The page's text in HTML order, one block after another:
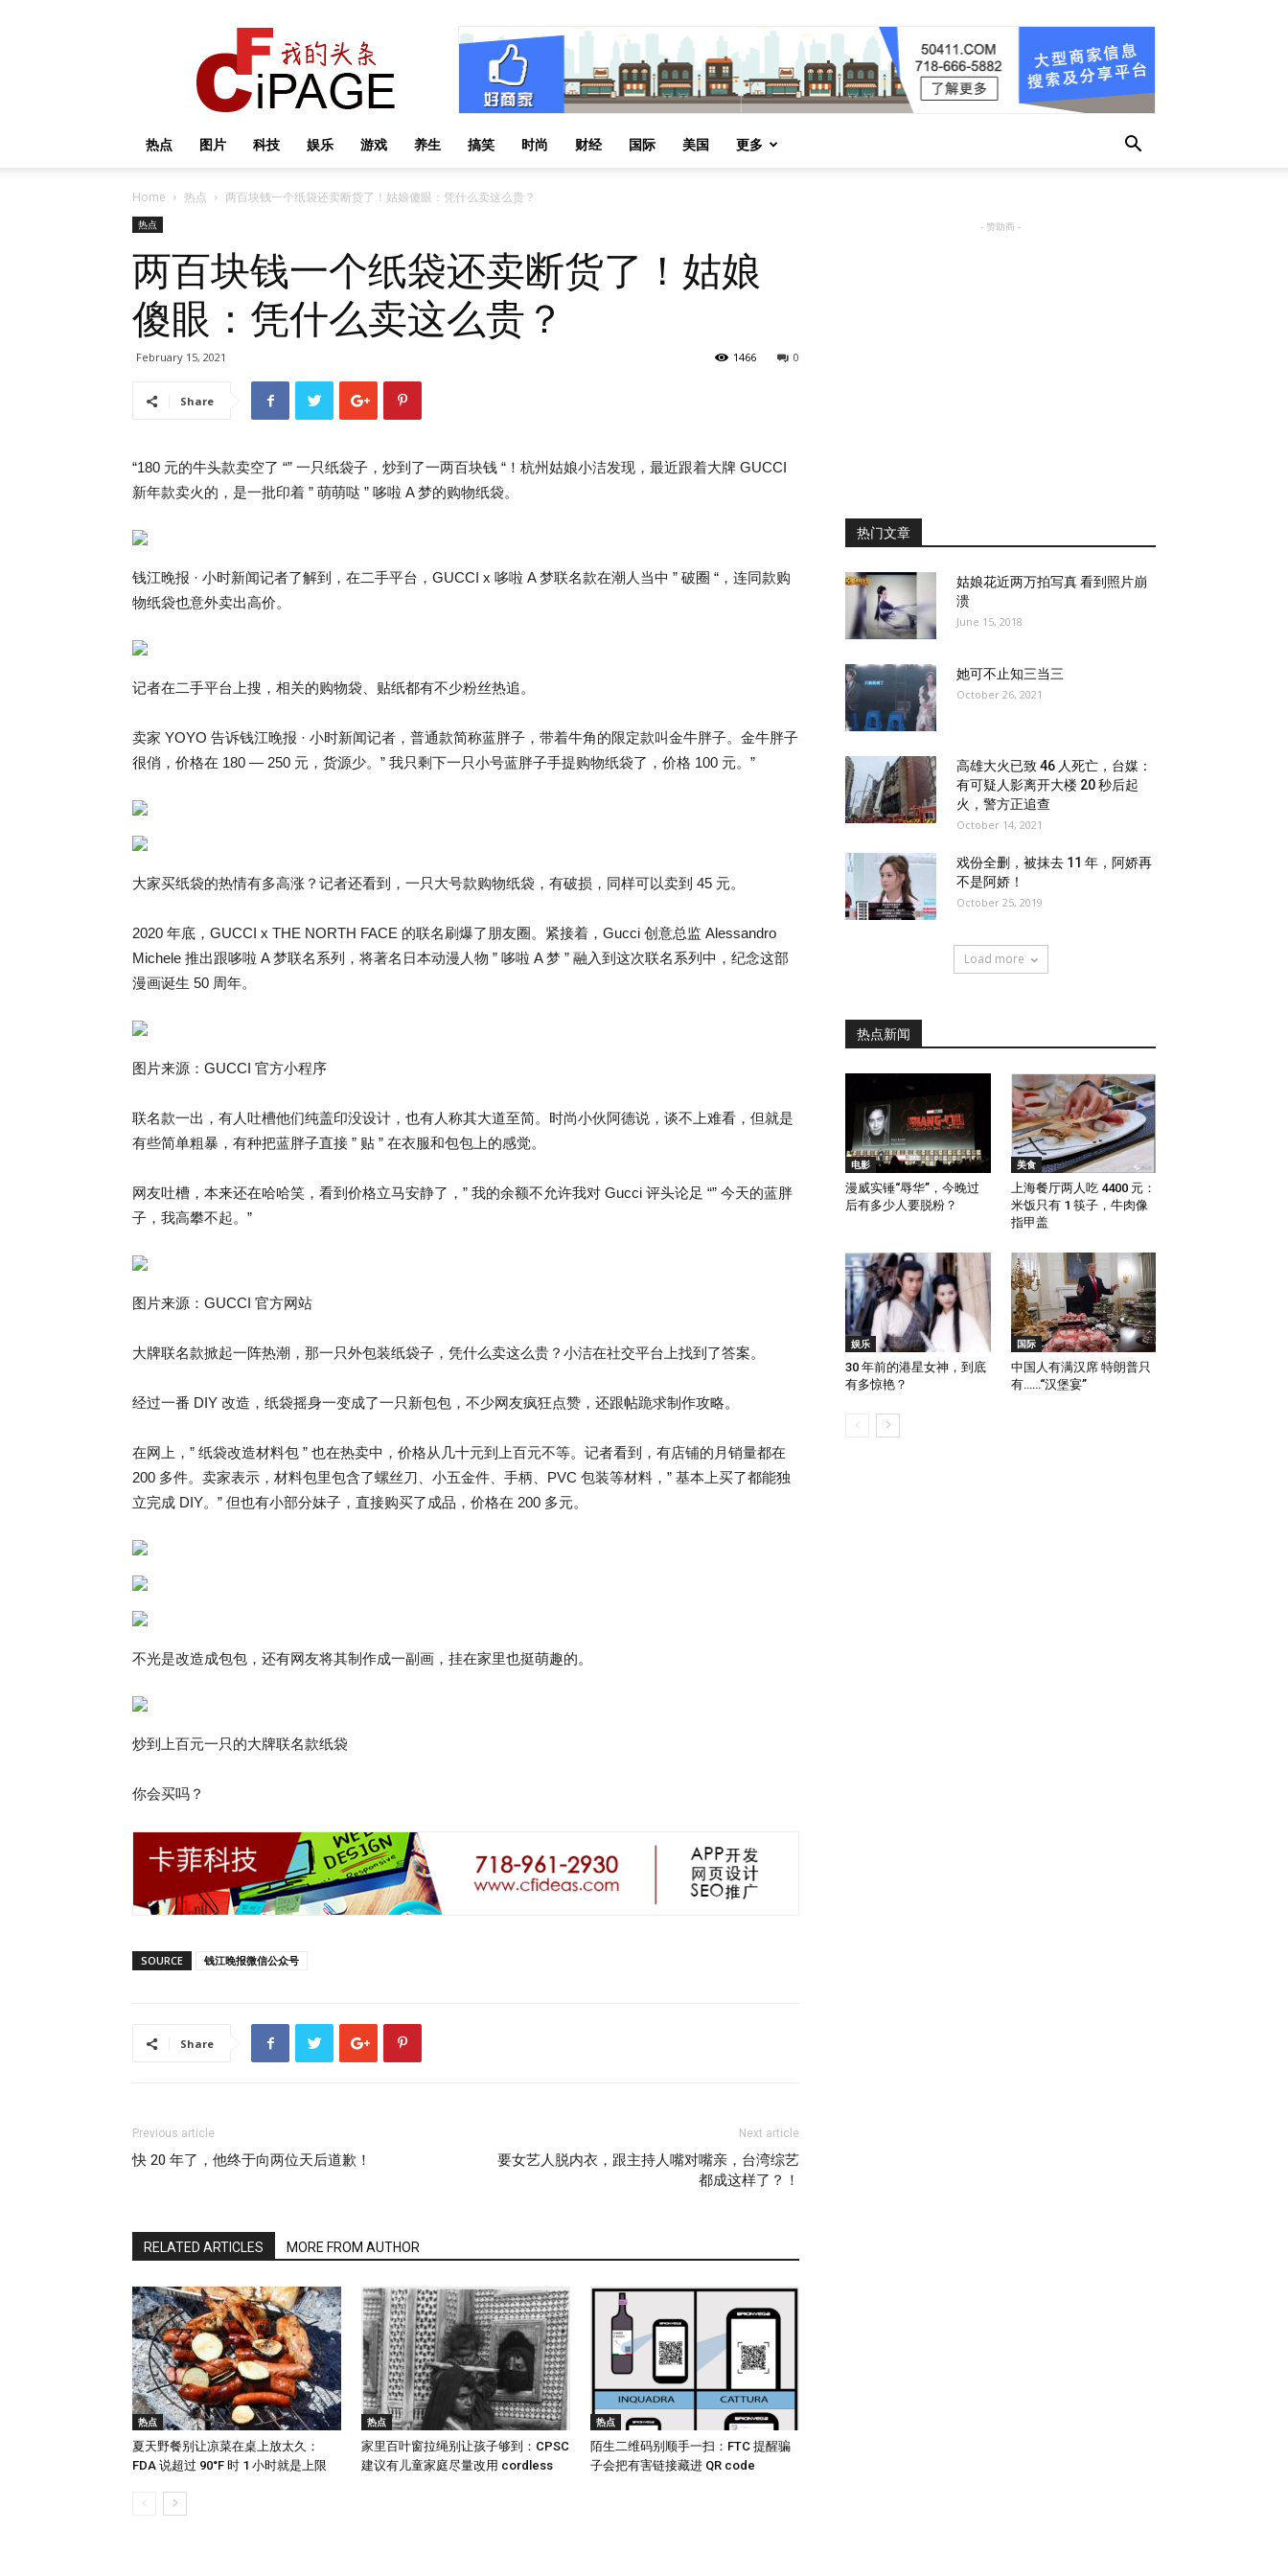
热点 图片 科技 娱乐 游戏 养生 搞笑 时尚 财经 国际 美国 更多
Home 热点 两百块钱一个纸袋还卖断货了！姑娘傻眼：凭什么卖这么贵？
热点
两百块钱一个纸袋还卖断货了！姑娘
傻眼：凭什么卖这么贵？
February 15, 2021 0
1466
Share
“180 元的牛头款卖空了 “” 一只纸袋子，炒到了一两百块钱 “！杭州姑娘小洁发现，最近跟着大牌 GUCCI
新年款卖火的，是一批印着 ” 萌萌哒 ” 哆啦 A 梦的购物纸袋。
钱江晚报 · 小时新闻记者了解到，在二手平台，GUCCI x 哆啦 A 梦联名款在潮人当中 ” 破圈 “，连同款购
物纸袋也意外卖出高价。
记者在二手平台上搜，相关的购物袋、贴纸都有不少粉丝热追。
卖家 YOYO 告诉钱江晚报 · 小时新闻记者，普通款简称蓝胖子，带着牛角的限定款叫金牛胖子。金牛胖子
很俏，价格在 180 — 250 元，货源少。” 我只剩下一只小号蓝胖子手提购物纸袋了，价格 100 元。”
大家买纸袋的热情有多高涨？记者还看到，一只大号款购物纸袋，有破损，同样可以卖到 45 元。
2020 年底，GUCCI x THE NORTH FACE 的联名刷爆了朋友圈。紧接着，Gucci 创意总监 Alessandro
Michele 推出跟哆啦 A 梦联名系列，将著名日本动漫人物 ” 哆啦 A 梦 ” 融入到这次联名系列中，纪念这部
漫画诞生 50 周年。
图片来源：GUCCI 官方小程序
联名款一出，有人吐槽他们纯盖印没设计，也有人称其大道至简。时尚小伙阿德说，谈不上难看，但就是
有些简单粗暴，有种把蓝胖子直接 ” 贴 ” 在衣服和包包上的感觉。
网友吐槽，本来还在哈哈笑，看到价格立马安静了，” 我的余额不允许我对 Gucci 评头论足 “” 今天的蓝胖
子，我高攀不起。”
图片来源：GUCCI 官方网站
大牌联名款掀起一阵热潮，那一只外包装纸袋子，凭什么卖这么贵？小洁在社交平台上找到了答案。
经过一番 DIY 改造，纸袋摇身一变成了一只新包包，不少网友疯狂点赞，还跟帖跪求制作攻略。
在网上，” 纸袋改造材料包 ” 也在热卖中，价格从几十元到上百元不等。记者看到，有店铺的月销量都在
200 多件。卖家表示，材料包里包含了螺丝刀、小五金件、手柄、PVC 包装等材料，” 基本上买了都能独
立完成 DIY。” 但也有小部分妹子，直接购买了成品，价格在 200 多元。
不光是改造成包包，还有网友将其制作成一副画，挂在家里也挺萌趣的。
炒到上百元一只的大牌联名款纸袋
你会买吗？
SOURCE 钱江晚报微信公众号
Share
Previous article
快 20 年了，他终于向两位天后道歉！
Next article
要女艺人脱内衣，跟主持人嘴对嘴亲，台湾综艺
都成这样了？！
RELATED ARTICLES MORE FROM AUTHOR
热点
夏天野餐别让凉菜在桌上放太久：
FDA 说超过 90°F 时 1 小时就是上限
热点
家里百叶窗拉绳别让孩子够到：CPSC
建议有儿童家庭尽量改用 cordless
热点
陌生二维码别顺手一扫：FTC 提醒骗
子会把有害链接藏进 QR code
- 赞助商 -
热门文章
姑娘花近两万拍写真 看到照片崩
溃
June 15, 2018
她可不止知三当三
October 26, 2021
高雄大火已致 46 人死亡，台媒：
有可疑人影离开大楼 20 秒后起
火，警方正追查
October 14, 2021
戏份全删，被抹去 11 年，阿娇再
不是阿娇！
October 25, 2019
Load more
热点新闻
电影
漫威实锤“辱华”，今晚过
后有多少人要脱粉？
美食
上海餐厅两人吃 4400 元：
米饭只有 1 筷子，牛肉像
指甲盖
娱乐
30 年前的港星女神，到底
有多惊艳？
国际
中国人有满汉席 特朗普只
有……“汉堡宴”